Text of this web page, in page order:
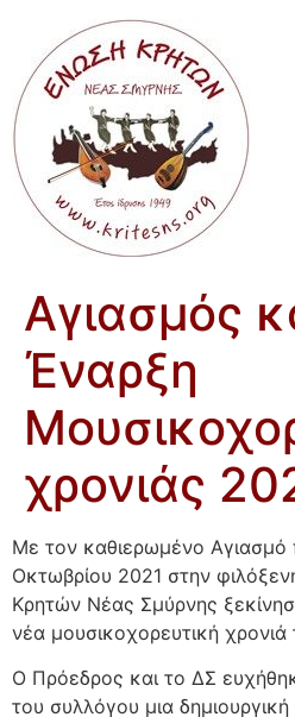
Αγιασμός
Έναρξη
χρονιάς
Με τον καθιερωμένο Αγιασμό
Οκτωβρίου 2021 στην
Κρητών Νέας Σμύρνης
νέα μουσικοχορευτική
Ο Πρόεδρος και το ΔΣ
του συλλόγου μια δημιουργική